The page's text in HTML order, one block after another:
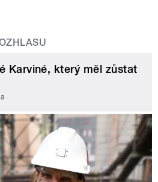
Karviné, který měl zůstat